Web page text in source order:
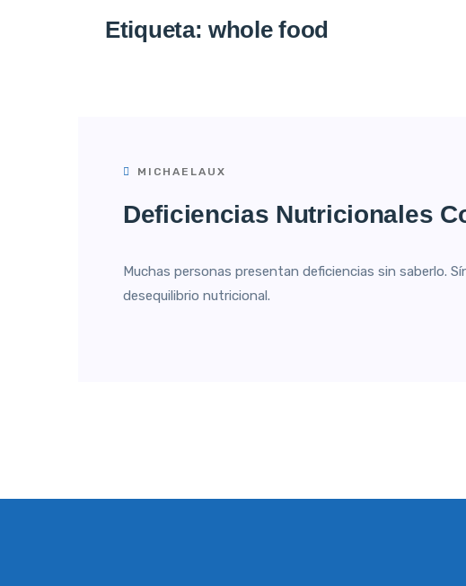
Etiqueta: whole food
MICHAELAUX
Deficiencias Nutricionales
Muchas personas presentan deficiencias sin saberlo.
desequilibrio nutricional.